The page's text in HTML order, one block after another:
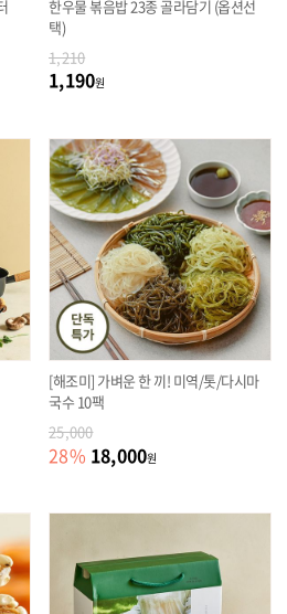
한우물 볶음밥 23종 골라담기 (옵션선
택)
1,210
1,190원
[해조미] 가벼운 한 끼! 미역/톳/다시마
국수 10팩
25,000
28% 18,000원